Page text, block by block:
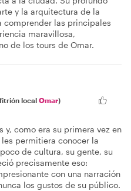
y la arquitectura de la
las principales
maravillosa,
de los tours de Omar.
local Omar)
y, como era su primera vez en
permitiera conocer la
de cultura, su gente, su
precisamente eso:
con una narración
los gustos de su público.